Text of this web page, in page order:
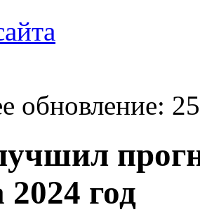
обновление:
год